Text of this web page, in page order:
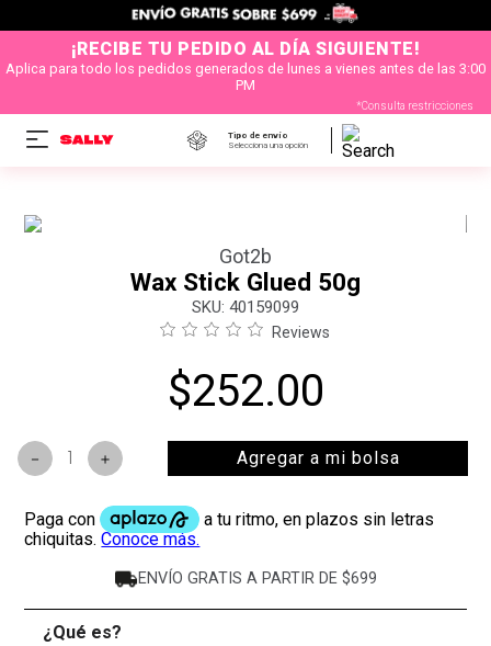
¡RECIBE TU PEDIDO AL DÍA SIGUIENTE!
Aplica para todo los pedidos generados de lunes a vienes antes de las 3:00
PM
*Consulta restricciones
Tipo de envío
Selecciona una opción
Got2b
Wax Stick Glued 50g
: 40159099
Reviews
$252.00
＋
－ Agregar a mi bolsa
ENVÍO GRATIS A PARTIR DE $699
¿Qué es?